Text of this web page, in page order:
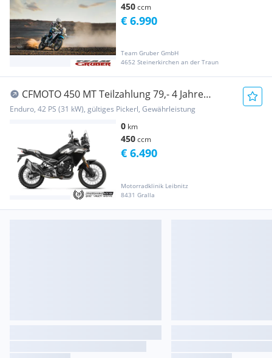
450ccm
Team Gruber GmbH
4652 Steinerkirchen an der Traun
€ 6.990
CFMOTO 450 MT Teilzahlung 79,- 4 Jahre
Garantie, Neue F...
Enduro, 42 PS (31 kW), gültiges Pickerl, Gewährleistung
0 km
450ccm
Motorradklinik Leibnitz
8431 Gralla
€ 6.490